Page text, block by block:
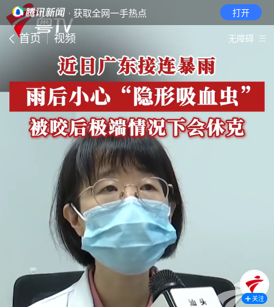
· 获取全网一手热点 打开
首页 视频 无障碍
关注